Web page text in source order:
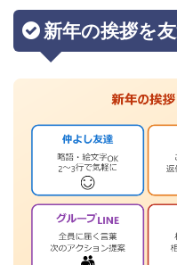
新年の挨拶を